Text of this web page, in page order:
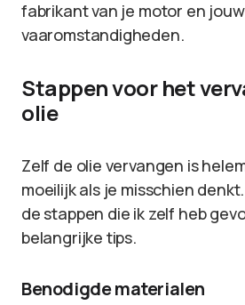
fabrikant van je motor en
vaaromstandigheden.
Stappen voor het
olie
Zelf de olie vervangen is
moeilijk als je misschien
de stappen die ik zelf heb
belangrijke tips.
Benodigde materialen